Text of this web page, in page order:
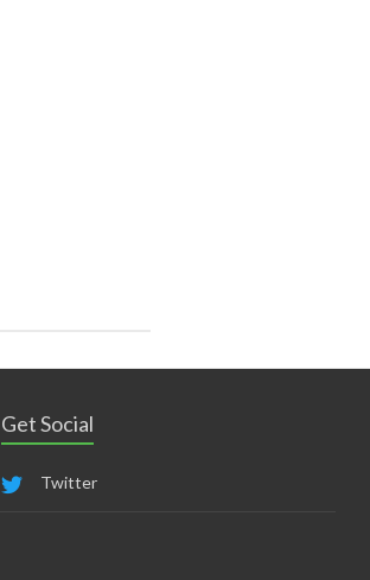
Get Social
Twitter